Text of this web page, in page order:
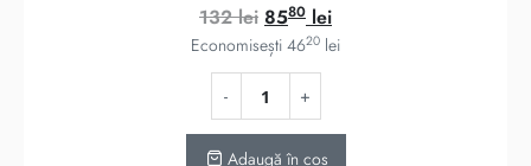
5.00
din 5
132lei Prețul
inițial
a
fost:
132 lei.
8580 leiPrețul
curent
Economisești 4620 lei
Adaugă în coș